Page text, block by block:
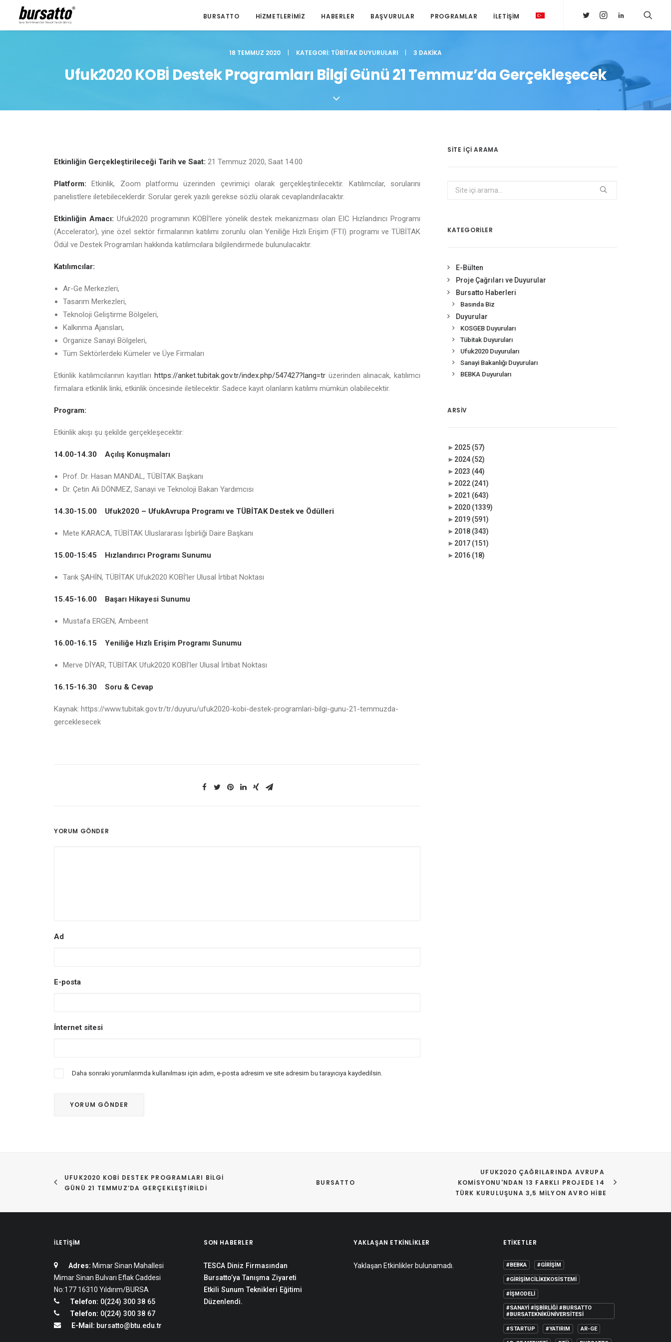
BURSATTO HIZMETLERIMIZ HABERLER BAŞVURULAR PROGRAMLAR İLETIŞIM
18 TEMMUZ 2020 | KATEGORI: TÜBITAK DUYURULARI | 3 DAKIKA
Ufuk2020 KOBİ Destek Programları Bilgi Günü 21 Temmuz’da Gerçekleşecek
Etkinliğin Gerçekleştirileceği Tarih ve Saat: 21 Temmuz 2020, Saat 14.00
Platform:Etkinlik, Zoom platformu üzerinden çevrimiçi olarak gerçekleştirilecektir. Katılımcılar, sorularını
panelistlere iletebileceklerdir. Sorular gerek yazılı gerekse sözlü olarak cevaplandırılacaktır.
Etkinliğin Amacı: Ufuk2020 programının KOBİ’lere yönelik destek mekanizması olan EIC Hızlandırıcı Programı
(Accelerator), yine özel sektör firmalarının katılımı zorunlu olan Yeniliğe Hızlı Erişim (FTI) programı ve TÜBİTAK
Ödül ve Destek Programları hakkında katılımcılara bilgilendirmede bulunulacaktır.
Katılımcılar:
Ar-Ge Merkezleri,
Tasarım Merkezleri,
Teknoloji Geliştirme Bölgeleri,
Kalkınma Ajansları,
Organize Sanayi Bölgeleri,
Tüm Sektörlerdeki Kümeler ve Üye Firmaları
Etkinlik katılımcılarının kayıtları https://anket.tubitak.gov.tr/index.php/547427?lang=tr üzerinden alınacak, katılımcı
firmalara etkinlik linki, etkinlik öncesinde iletilecektir. Sadece kayıt olanların katılımı mümkün olabilecektir.
Program:
Etkinlik akışı şu şekilde gerçekleşecektir:
14.00-14.30 Açılış Konuşmaları
Prof. Dr. Hasan MANDAL, TÜBİTAK Başkanı
Dr. Çetin Ali DÖNMEZ, Sanayi ve Teknoloji Bakan Yardımcısı
14.30-15.00 Ufuk2020 – UfukAvrupa Programı ve TÜBİTAK Destek ve Ödülleri
Mete KARACA, TÜBİTAK Uluslararası İşbirliği Daire Başkanı
15.00-15:45 Hızlandırıcı Programı Sunumu
Tarık ŞAHİN, TÜBİTAK Ufuk2020 KOBİ’ler Ulusal İrtibat Noktası
15.45-16.00 Başarı Hikayesi Sunumu
Mustafa ERGEN, Ambeent
16.00-16.15 Yeniliğe Hızlı Erişim Programı Sunumu
Merve DİYAR, TÜBİTAK Ufuk2020 KOBİ’ler Ulusal İrtibat Noktası
16.15-16.30 Soru & Cevap
Kaynak: https://www.tubitak.gov.tr/tr/duyuru/ufuk2020-kobi-destek-programlari-bilgi-gunu-21-temmuzda-
gerceklesecek
YORUM GÖNDER
Ad
E-posta
İnternet sitesi
Daha sonraki yorumlarımda kullanılması için adım, e-posta adresim ve site adresim bu tarayıcıya kaydedilsin.
SITE IÇI ARAMA
KATEGORİLER
E-Bülten
Proje Çağrıları ve Duyurular
Bursatto Haberleri
Basında Biz
Duyurular
KOSGEB Duyuruları
Tübitak Duyuruları
Ufuk2020 Duyuruları
Sanayi Bakanlığı Duyuruları
BEBKA Duyuruları
ARSIV
► 2025 (57)
► 2024 (52)
► 2023 (44)
► 2022 (241)
► 2021 (643)
► 2020 (1339)
► 2019 (591)
► 2018 (343)
► 2017 (151)
► 2016 (18)
UFUK2020 KOBİ DESTEK PROGRAMLARI BILGI
GÜNÜ 21 TEMMUZ’DA GERÇEKLEŞTIRILDI
BURSATTO
UFUK2020 ÇAĞRILARINDA AVRUPA
KOMISYONU'NDAN 13 FARKLI PROJEDE 14
TÜRK KURULUŞUNA 3,5 MILYON AVRO HIBE
İLETIŞIM
Adres: Mimar Sinan Mahallesi
Mimar Sinan Bulvarı Eflak Caddesi
No:177 16310 Yıldırım/BURSA
Telefon: 0(224) 300 38 65
Telefon: 0(224) 300 38 67
E-Mail: bursatto@btu.edu.tr
SON HABERLER
TESCA Diniz Firmasından
Bursatto’ya Tanışma Ziyareti
Etkili Sunum Teknikleri Eğitimi
Düzenlendi.
YAKLAŞAN ETKINLIKLER
Yaklaşan Etkinlikler bulunamadı.
ETIKETLER
#BEBKA #GIRIŞIM
#GIRIŞIMCILIKEKOSISTEMI
#IŞMODELI
#SANAYI #IŞBIRLIĞI #BURSATTO
#BURSATEKNIKÜNIVERSITESI
#STARTUP #YATIRIM AR-GE